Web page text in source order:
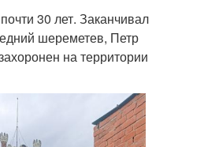
30 лет. Заканчивал
шереметев, Петр
на территории